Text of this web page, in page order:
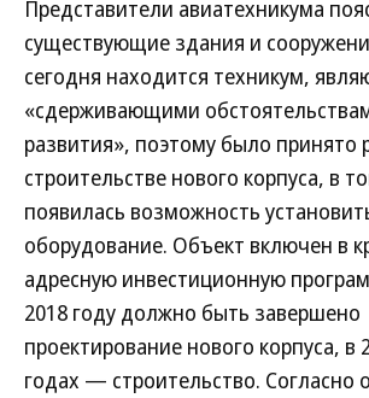
Представители авиатехникума
существующие здания и
сегодня находится техникум,
«сдерживающими
развития», поэтому было принято
строительстве нового корпуса, в
появилась возможность
оборудование. Объект включен в
адресную инвестиционную
2018 году должно быть завершено
проектирование нового корпуса, в
годах — строительство. Согласно